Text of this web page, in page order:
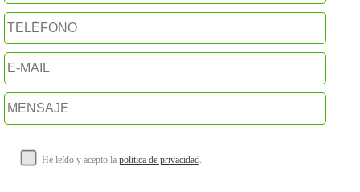
He leído y acepto la política de privacidad.